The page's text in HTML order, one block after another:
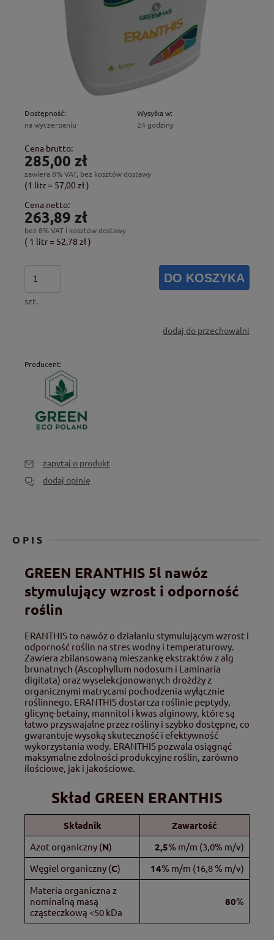
Dostępność:
na wyczerpaniu
Wysyłka w:
24 godziny
Cena brutto:
285,00 zł
zawiera 8% VAT, bez kosztów dostawy
(1 litr= 57,00 zł)
Cena netto:
263,89 zł
bez 8% VAT i kosztów dostawy
( 1 litr= 52,78 zł)
szt.
DO KOSZYKA
dodaj do przechowalni
Producent:
zapytaj o produkt
dodaj opinię
OPIS
GREEN ERANTHIS 5l nawóz
stymulujący wzrost i odporność
roślin
ERANTHIS to nawóz o działaniu stymulującym wzrost i
odporność roślin na stres wodny i temperaturowy.
Zawiera zbilansowaną mieszankę ekstraktów z alg
brunatnych (Ascophyllum nodosum i Laminaria
digitata) oraz wyselekcjonowanych drożdży z
organicznymi matrycami pochodzenia wyłącznie
roślinnego. ERANTHIS dostarcza roślinie peptydy,
glicynę-betainy, mannitol i kwas alginowy, które są
łatwo przyswajalne przez rośliny i szybko dostępne, co
gwarantuje wysoką skuteczność i efektywność
wykorzystania wody. ERANTHIS pozwala osiągnąć
maksymalne zdolności produkcyjne roślin, zarówno
ilościowe, jak i jakościowe.
Skład GREEN ERANTHIS
Składnik Zawartość
Azot organiczny (N) 2,5% m/m (3,0% m/v)
Węgiel organiczny (C) 14% m/m (16,8 % m/v)
Materia organiczna z
nominalną masą
cząsteczkową <50 kDa
80%